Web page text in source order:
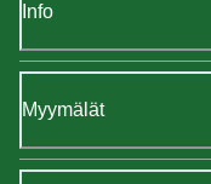
Info
Myymälät